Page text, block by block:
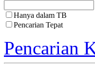
Hanya dalam TB
Pencarian Tepat
Pencarian